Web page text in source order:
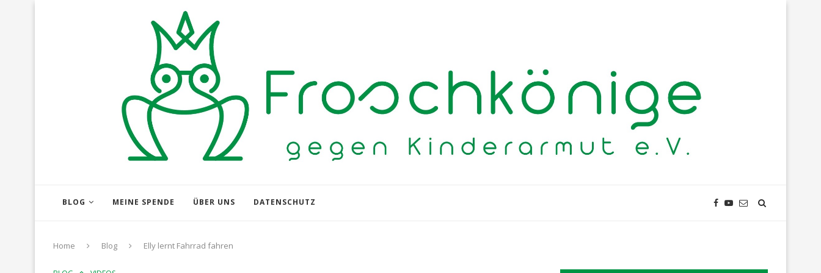
BLOG MEINE SPENDE ÜBER UNS DATENSCHUTZ
Home Blog Elly lernt Fahrrad fahren